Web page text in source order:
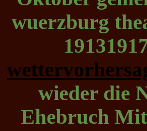
wuerzburg
wieder die
Ehebruch